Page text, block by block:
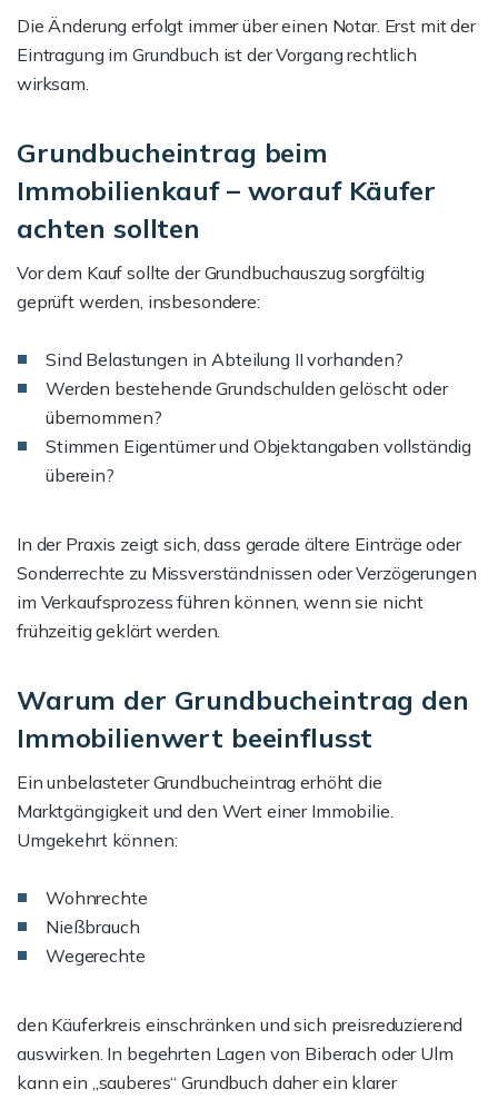
Die Änderung erfolgt immer über einen Notar. Erst mit der
Eintragung im Grundbuch ist der Vorgang rechtlich
wirksam.
Grundbucheintrag beim
Immobilienkauf – worauf Käufer
achten sollten
Vor dem Kauf sollte der Grundbuchauszug sorgfältig
geprüft werden, insbesondere:
Sind Belastungen in Abteilung II vorhanden?
Werden bestehende Grundschulden gelöscht oder
übernommen?
Stimmen Eigentümer und Objektangaben vollständig
überein?
In der Praxis zeigt sich, dass gerade ältere Einträge oder
Sonderrechte zu Missverständnissen oder Verzögerungen
im Verkaufsprozess führen können, wenn sie nicht
frühzeitig geklärt werden.
Warum der Grundbucheintrag den
Immobilienwert beeinflusst
Ein unbelasteter Grundbucheintrag erhöht die
Marktgängigkeit und den Wert einer Immobilie.
Umgekehrt können:
Wohnrechte
Nießbrauch
Wegerechte
den Käuferkreis einschränken und sich preisreduzierend
auswirken. In begehrten Lagen von Biberach oder Ulm
kann ein „sauberes“ Grundbuch daher ein klarer